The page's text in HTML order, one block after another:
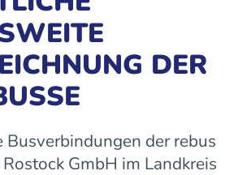
DER
Busverbindungen der rebus
GmbH im Landkreis